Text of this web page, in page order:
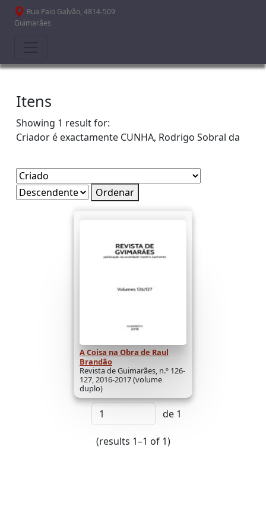
Passar para o conteúdo principal
Rua Paio Galvão, 4814-509
Guimarães
Itens
Showing 1 result for:
Criador é exactamente CUNHA, Rodrigo Sobral da
Ordenar
A Coisa na Obra de Raul
Brandão
Revista de Guimarães, n.º 126-
127, 2016-2017 (volume
duplo)
de 1
(results 1–1 of 1)